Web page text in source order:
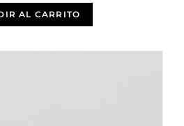
AL CARRITO